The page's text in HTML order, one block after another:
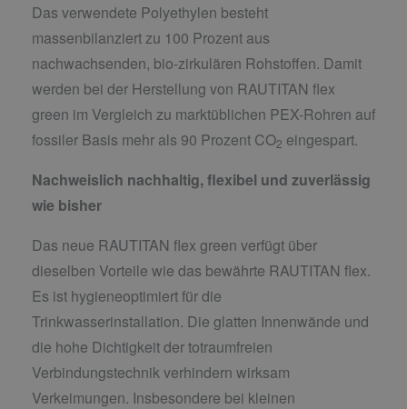
Das verwendete Polyethylen besteht
massenbilanziert zu 100 Prozent aus
nachwachsenden, bio-zirkulären Rohstoffen. Damit
werden bei der Herstellung von RAUTITAN flex
green im Vergleich zu marktüblichen PEX-Rohren auf
fossiler Basis mehr als 90 Prozent CO2 eingespart.
Nachweislich nachhaltig, flexibel und zuverlässig
wie bisher
Das neue RAUTITAN flex green verfügt über
dieselben Vorteile wie das bewährte RAUTITAN flex.
Es ist hygieneoptimiert für die
Trinkwasserinstallation. Die glatten Innenwände und
die hohe Dichtigkeit der totraumfreien
Verbindungstechnik verhindern wirksam
Verkeimungen. Insbesondere bei kleinen